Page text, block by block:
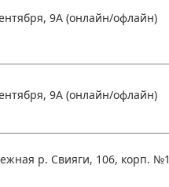
9А (онлайн/офлайн)
9А (онлайн/офлайн)
р. Свияги, 106, корп. №1